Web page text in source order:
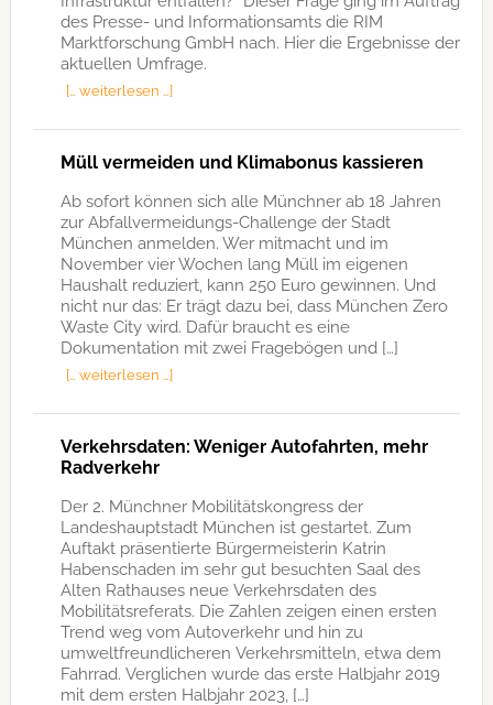
des Presse- und Informationsamts die RIM
Marktforschung GmbH nach. Hier die Ergebnisse der
aktuellen Umfrage.
[… weiterlesen …]
Müll vermeiden und Klimabonus kassieren
Ab sofort können sich alle Münchner ab 18 Jahren
zur Abfallvermeidungs-Challenge der Stadt
München anmelden. Wer mitmacht und im
November vier Wochen lang Müll im eigenen
Haushalt reduziert, kann 250 Euro gewinnen. Und
nicht nur das: Er trägt dazu bei, dass München Zero
Waste City wird. Dafür braucht es eine
Dokumentation mit zwei Fragebögen und […]
[… weiterlesen …]
Verkehrsdaten: Weniger Autofahrten, mehr
Radverkehr
Der 2. Münchner Mobilitätskongress der
Landeshauptstadt München ist gestartet. Zum
Auftakt präsentierte Bürgermeisterin Katrin
Habenschaden im sehr gut besuchten Saal des
Alten Rathauses neue Verkehrsdaten des
Mobilitätsreferats. Die Zahlen zeigen einen ersten
Trend weg vom Autoverkehr und hin zu
umweltfreundlicheren Verkehrsmitteln, etwa dem
Fahrrad. Verglichen wurde das erste Halbjahr 2019
mit dem ersten Halbjahr 2023, […]